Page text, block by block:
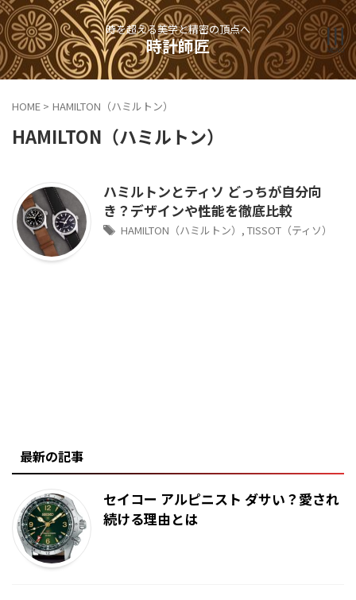
時を超える美学と精密の頂点へ
時計師匠
HOME > HAMILTON（ハミルトン）
HAMILTON（ハミルトン）
ハミルトンとティソ どっちが自分向
き？デザインや性能を徹底比較
HAMILTON（ハミルトン） , TISSOT（ティソ）
最新の記事
セイコー アルピニスト ダサい？愛され
続ける理由とは